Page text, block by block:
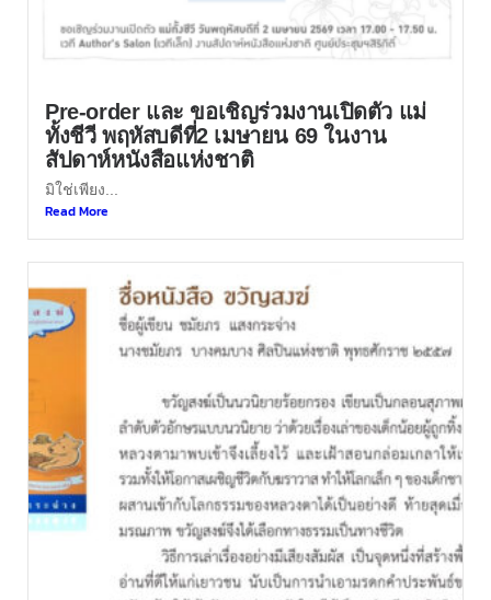
Pre-order และ ขอเชิญร่วมงานเปิดตัว แม่
ทั้งชีวี พฤหัสบดีที่2 เมษายน 69 ในงาน
สัปดาห์หนังสือแห่งชาติ
มิใช่เพียง...
Read More